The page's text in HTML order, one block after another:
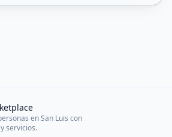
en San Luis con
servicios.